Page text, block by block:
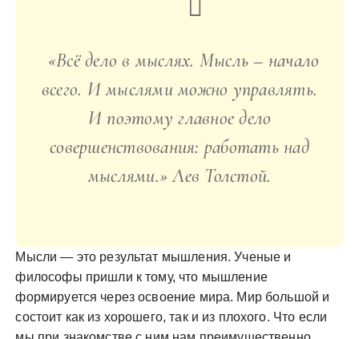
«Всё дело в мыслях. Мысль – начало
всего. И мыслями можно управлять.
И поэтому главное дело
совершенствования: работать над
мыслями.» Лев Толстой.
Мысли — это результат мышления. Ученые и
философы пришли к тому, что мышление
формируется через освоение мира. Мир большой и
состоит как из хорошего, так и из плохого. Что если